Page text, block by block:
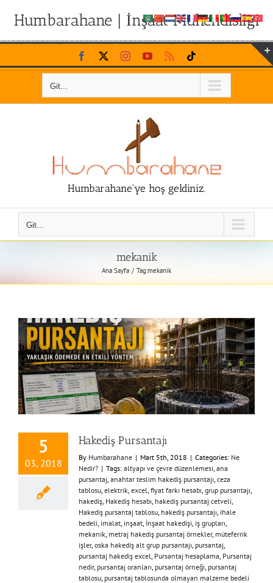
Humbarahane | İnşaat Mühendisliği
Skip
to
Facebook InstagramYouTubeRss
Git...
Humbarahane'ye hoş geldiniz.
Git...
mekanik
Ana Sayfa Tag:mekanik
5
03, 2018
Hakediş Pursantajı
By Humbarahane | Mart 5th, 2018 | Categories: Ne
Nedir? | Tags: altyapı ve çevre düzenlemesi ana
pursantaj anahtar teslim hakediş pursantajı ceza
tablosu elektrik excel fiyat farkı hesabı grup pursantajı
hakediş Hakediş hesabı hakediş pursantaj cetveli
Hakediş pursantaj tablosu hakediş pursantajı ihale
bedeli imalat inşaat İnşaat hakedişi iş grupları
mekanik metraj hakediş pursantaj örnekler, müteferrik
işler, oska hakediş alt grup pursantajı pursantaj
pursantaj hakediş excel Pursantaj hesaplama Pursantaj
nedir, pursantaj oranları pursantaj örneği pursantaj
tablosu pursantaj tablosunda olmayan malzeme bedeli